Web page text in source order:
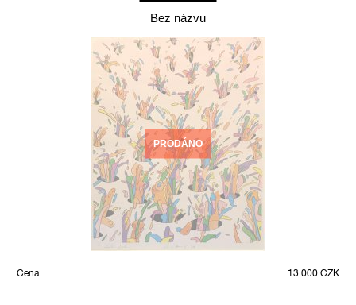
Bez názvu
PRODÁNO
Cena 13 000 CZK